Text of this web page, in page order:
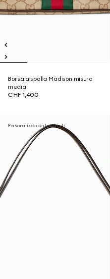
Borsa a spalla Madison misura
media
CHF 1,400
Personalizza con le iniziali